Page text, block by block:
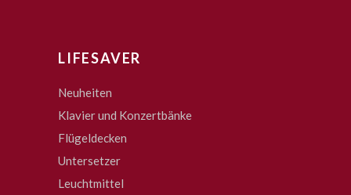
LIFESAVER
Neuheiten
Klavier und Konzertbänke
Flügeldecken
Untersetzer
Leuchtmittel